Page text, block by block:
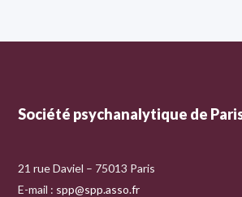
Société psychanalytique de
21 rue Daviel – 75013 Paris
E-mail : spp@spp.asso.fr